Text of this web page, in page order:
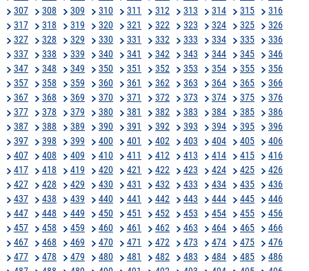
307
308 309 310 311 312 313 314 315
316
317
318 319 320 321 322 323 324 325
326
327
328 329 330 331 332 333 334 335
336
337
338 339 340 341 342 343 344 345
346
347
348 349 350 351 352 353 354 355
356
357
358 359 360 361 362 363 364 365
366
367
368 369 370 371 372 373 374 375
376
377
378 379 380 381 382 383 384 385
386
387
388 389 390 391 392 393 394 395
396
397
398 399 400 401 402 403 404 405
406
407
408 409 410 411 412 413 414 415
416
417
418 419 420 421 422 423 424 425
426
427
428 429 430 431 432 433 434 435
436
437
438 439 440 441 442 443 444 445
446
447
448 449 450 451 452 453 454 455
456
457
458 459 460 461 462 463 464 465
466
467
468 469 470 471 472 473 474 475
476
477
478 479 480 481 482 483 484 485
486